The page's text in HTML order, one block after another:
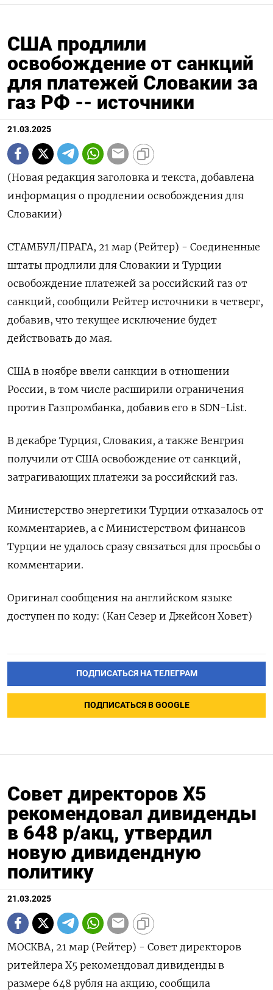
США продлили
освобождение от санкций
для платежей Словакии за
газ РФ -- источники
21.03.2025
(Новая редакция заголовка и текста, добавлена
информация о продлении освобождения для
Словакии)
СТАМБУЛ/ПРАГА, 21 мар (Рейтер) - Соединенные
штаты продлили для Словакии и Турции
освобождение платежей за российский газ от
санкций, сообщили Рейтер источники в четверг,
добавив, что текущее исключение будет
действовать до мая.
США в ноябре ввели санкции в отношении
России, в том числе расширили ограничения
против Газпромбанка, добавив его в SDN-List.
В декабре Турция, Словакия, а также Венгрия
получили от США освобождение от санкций,
затрагивающих платежи за российский газ.
Министерство энергетики Турции отказалось от
комментариев, а с Министерством финансов
Турции не удалось сразу связаться для просьбы о
комментарии.
Оригинал сообщения на английском языке
доступен по коду: (Кан Сезер и Джейсон Ховет)
ПОДПИСАТЬСЯ НА ТЕЛЕГРАМ
ПОДПИСАТЬСЯ В GOOGLE
Совет директоров Х5
рекомендовал дивиденды
в 648 р/акц, утвердил
новую дивидендную
политику
21.03.2025
МОСКВА, 21 мар (Рейтер) - Совет директоров
ритейлера Х5 рекомендовал дивиденды в
размере 648 рубля на акцию, сообщила